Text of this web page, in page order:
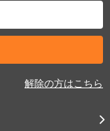
解除の方はこちら